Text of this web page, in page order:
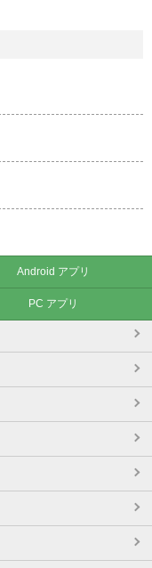
Android アプリ
PC アプリ